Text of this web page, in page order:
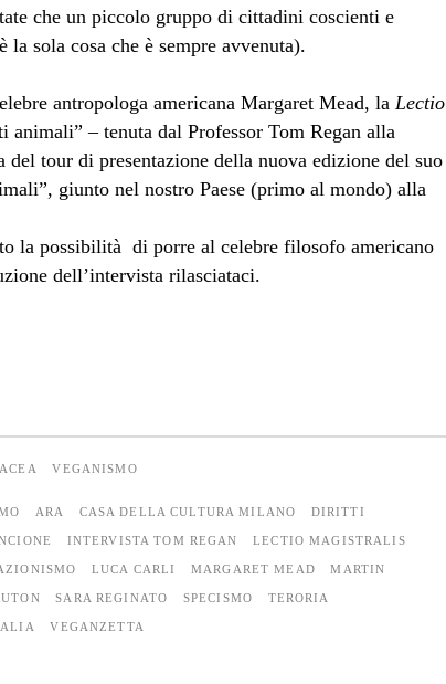
che un piccolo gruppo di cittadini coscienti e
sola cosa che è sempre avvenuta).
antropologa americana Margaret Mead, la Lectio
– tenuta dal Professor Tom Regan alla
tour di presentazione della nuova edizione del suo
giunto nel nostro Paese (primo al mondo) alla
la possibilità di porre al celebre filosofo americano
dell’intervista rilasciataci.
VEGANISMO
ARA CASA DELLA CULTURA MILANO DIRITTI
INTERVISTA TOM REGAN LECTIO MAGISTRALIS
LUCA CARLI MARGARET MEAD MARTIN
SARA REGINATO SPECISMO TERORIA
VEGANZETTA